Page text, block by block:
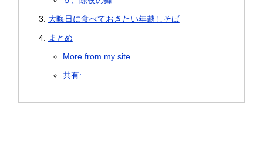
大晦日に食べておきたい年越しそば
まとめ
More from my site
共有: